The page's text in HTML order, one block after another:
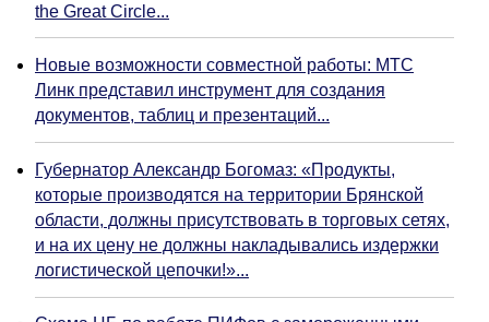
the Great Circle...
Новые возможности совместной работы: МТС
Линк представил инструмент для создания
документов, таблиц и презентаций...
Губернатор Александр Богомаз: «Продукты,
которые производятся на территории Брянской
области, должны присутствовать в торговых сетях,
и на их цену не должны накладывались издержки
логистической цепочки!»...